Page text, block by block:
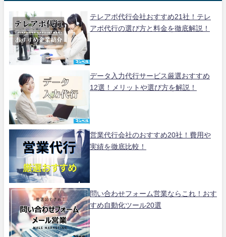
テレアポ代行会社おすすめ21社！テレ
アポ代行の選び方と料金を徹底解説！
データ入力代行サービス厳選おすすめ
12選！メリットや選び方を解説！
営業代行会社のおすすめ20社！費用や
実績を徹底比較！
問い合わせフォーム営業ならこれ！おす
すめ自動化ツール20選